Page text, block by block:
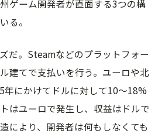
ゲーム開発者が直面する3つの構
る。
だ。Steamなどのプラットフォー
建てで支払いを行う。ユーロや北
年にかけてドルに対して10〜18%
はユーロで発生し、収益はドルで
により、開発者は何もしなくても